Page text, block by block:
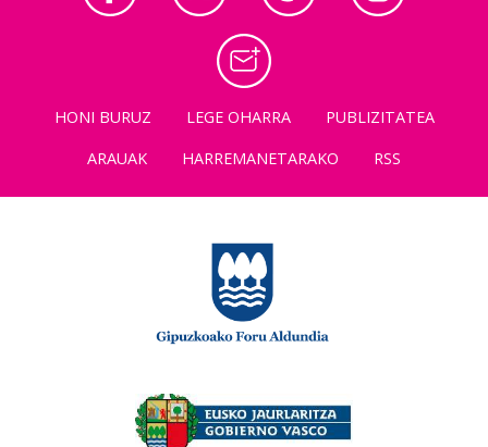
HONI BURUZ LEGE OHARRA
PUBLIZITATEA
ARAUAK
HARREMANETARAKO RSS